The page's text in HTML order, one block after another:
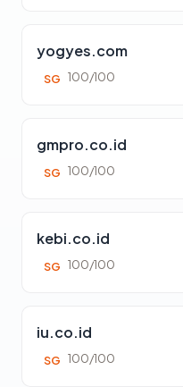
yogyes.com
SG 100/100
gmpro.co.id
SG 100/100
kebi.co.id
SG 100/100
iu.co.id
SG 100/100